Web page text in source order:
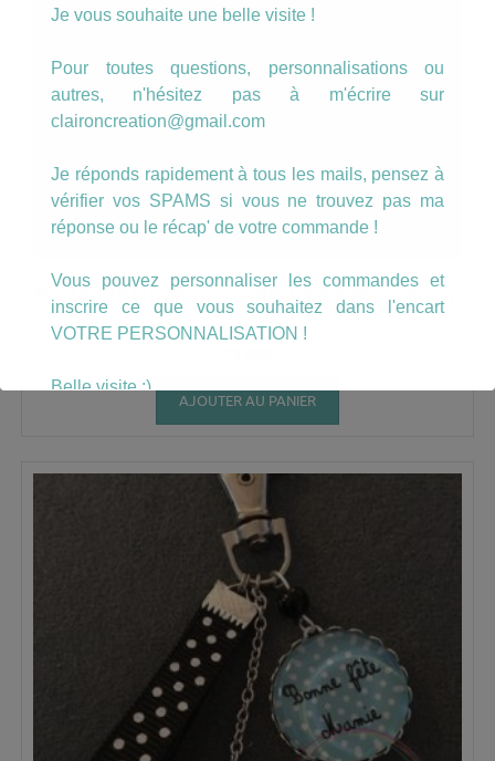
Porte Clé Nounou qui déchire avec prénom
AJOUTER AU PANIER
Je vous souhaite une belle visite !
Pour toutes questions, personnalisations ou
autres, n'hésitez pas à m'écrire sur
claironcreation@gmail.com
Je réponds rapidement à tous les mails, pensez à
vérifier vos SPAMS si vous ne trouvez pas ma
réponse ou le récap' de votre commande !
Vous pouvez personnaliser les commandes et
inscrire ce que vous souhaitez dans l'encart
VOTRE PERSONNALISATION !
Belle visite :)